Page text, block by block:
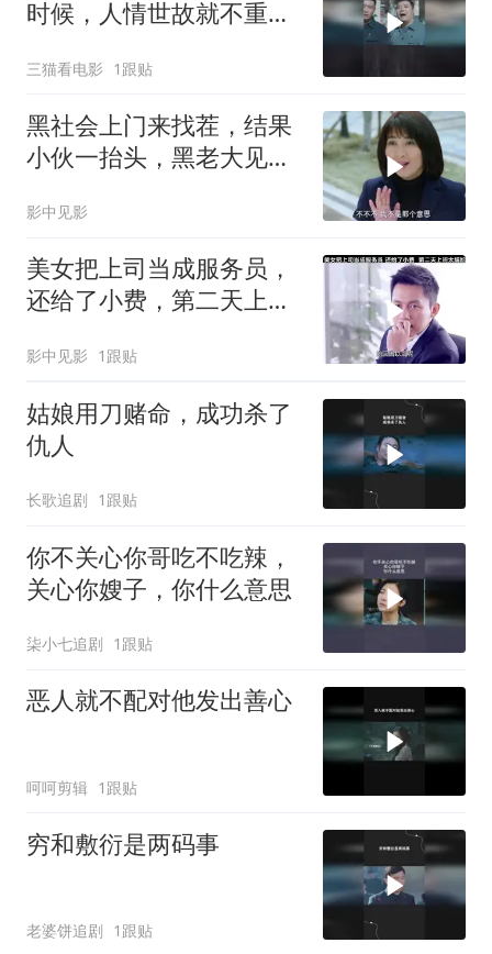
时候，人情世故就不重要
三猫看电影 1跟贴
黑社会上门来找茬，结果
小伙一抬头，黑老大见了
影中见影
美女把上司当成服务员，
还给了小费，第二天上班
影中见影 1跟贴
姑娘用刀赌命，成功杀了
仇人
长歌追剧 1跟贴
你不关心你哥吃不吃辣，
关心你嫂子，你什么意思
柒小七追剧 1跟贴
恶人就不配对他发出善心
呵呵剪辑 1跟贴
穷和敷衍是两码事
老婆饼追剧 1跟贴